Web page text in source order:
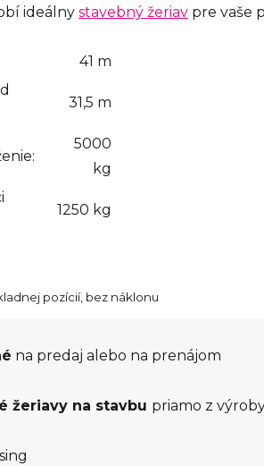
ideálny stavebný žeriav pre vaše
41 m
31,5 m
5000
kg
1250 kg
pozícií, bez náklonu
na predaj alebo na prenájom
žeriavy na stavbu priamo z